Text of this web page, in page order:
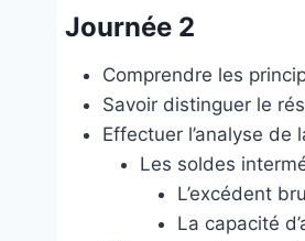
Journée 2
Comprendre les
Savoir distinguer le
Effectuer l’analyse de
Les soldes
L’excédent
La capacité